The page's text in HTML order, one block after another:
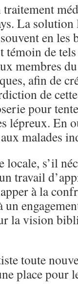
La
en
de
membres
afin de
de
pour
lépreux. En
malades
s’il
travail
à la
la vision
toute
place pour